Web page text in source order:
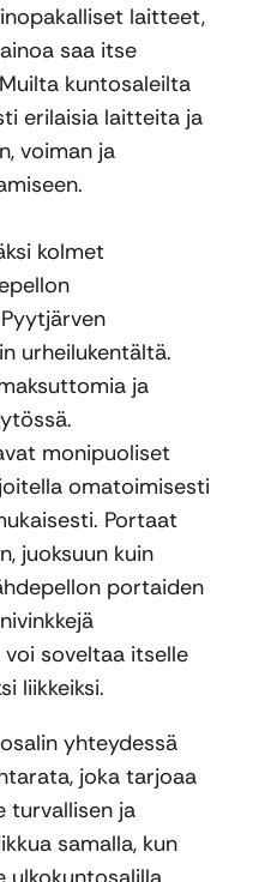
laitteet,
saa itse
kuntosaleilta
erilaisia laitteita ja
voiman ja
kolmet
urheilukentältä.
ja
monipuoliset
omatoimisesti
Portaat
juoksuun kuin
portaiden
soveltaa itselle
liikkeiksi.
yhteydessä
joka tarjoaa
turvallisen ja
samalla, kun